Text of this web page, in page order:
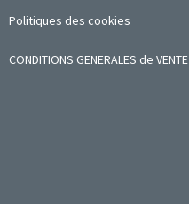
Politiques des cookies
CONDITIONS GENERALES de VENTE